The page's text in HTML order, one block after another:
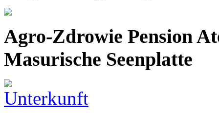
Agro-Zdrowie Pension
Masurische Seenplatte